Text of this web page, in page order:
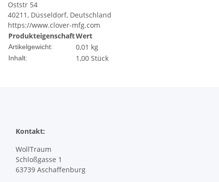
Oststr 54
40211, Düsseldorf, Deutschland
https://www.clover-mfg.com
ProdukteigenschaftWert
Artikelgewicht: 0,01 kg
Inhalt: 1,00 Stück
Kontakt:
WollTraum
Schloßgasse 1
63739 Aschaffenburg